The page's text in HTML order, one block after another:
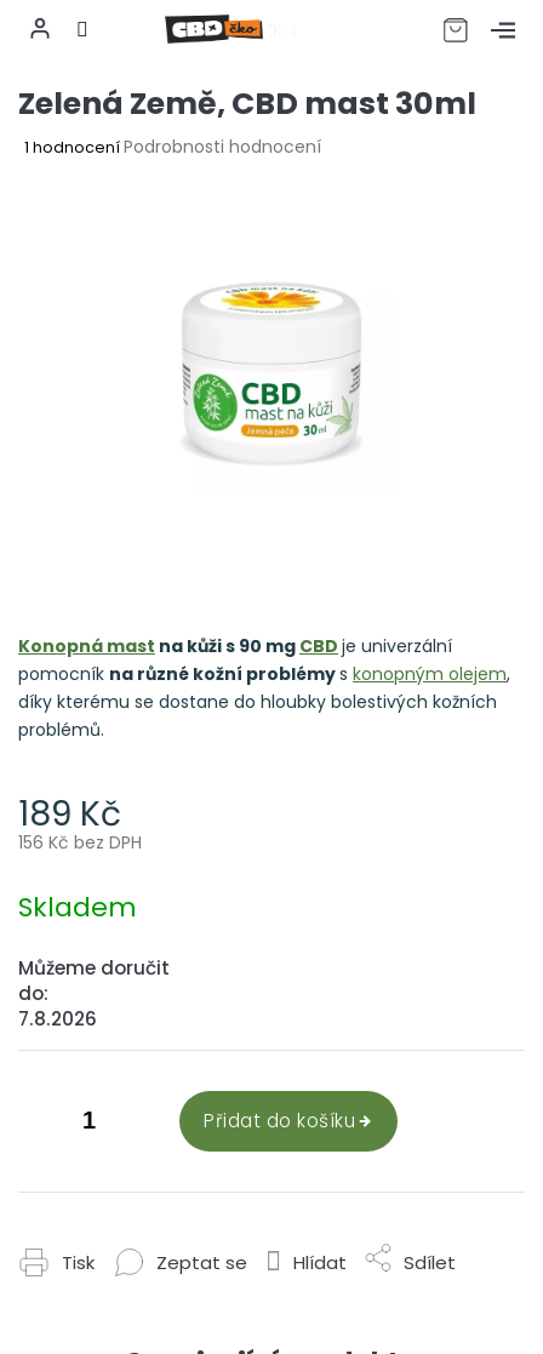
na
CZK
Zelená Země, CBD mast 30ml
Průměrné
1 hodnoceníPodrobnosti hodnocení
189 Kč
156 Kč bez DPH
cena:
Skladem
Můžeme doručit
do:
7.8.2026
Přidat do košíku
Konopná mast na kůži s 90 mg CBD je univerzální
pomocník na různé kožní problémys konopným olejem,
díky kterému se dostane do hloubky bolestivých kožních
problémů.
Tisk Zeptat se Hlídat Sdílet